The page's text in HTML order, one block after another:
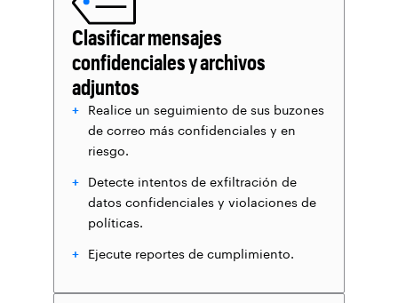
Clasificar mensajes
confidenciales y archivos
adjuntos
Realice un seguimiento de sus buzones
de correo más confidenciales y en
riesgo.
Detecte intentos de exfiltración de
datos confidenciales y violaciones de
políticas.
Ejecute reportes de cumplimiento.